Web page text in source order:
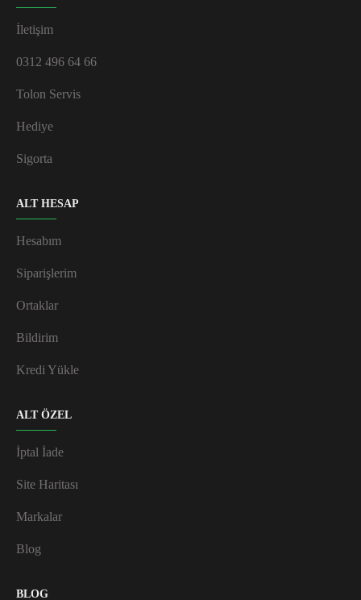
İletişim
0312 496 64 66
Tolon Servis
Hediye
Sigorta
ALT HESAP
Hesabım
Siparişlerim
Ortaklar
Bildirim
Kredi Yükle
ALT ÖZEL
İptal İade
Site Haritası
Markalar
Blog
BLOG